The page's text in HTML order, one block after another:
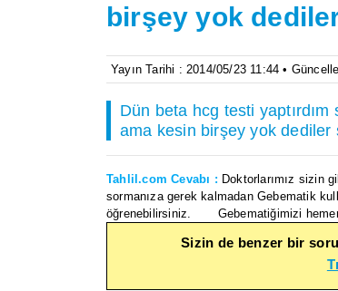
birşey yok
Yayın Tarihi : 2014/05/23 11:44 •
Dün beta hcg testi yaptırdım
ama kesin birşey yok dediler
Tahlil.com Cevabı : Doktorlarımız sizin
sormanıza gerek kalmadan Gebematik
öğrenebilirsiniz. Gebematiğimizi hemen
Sizin de benzer bir